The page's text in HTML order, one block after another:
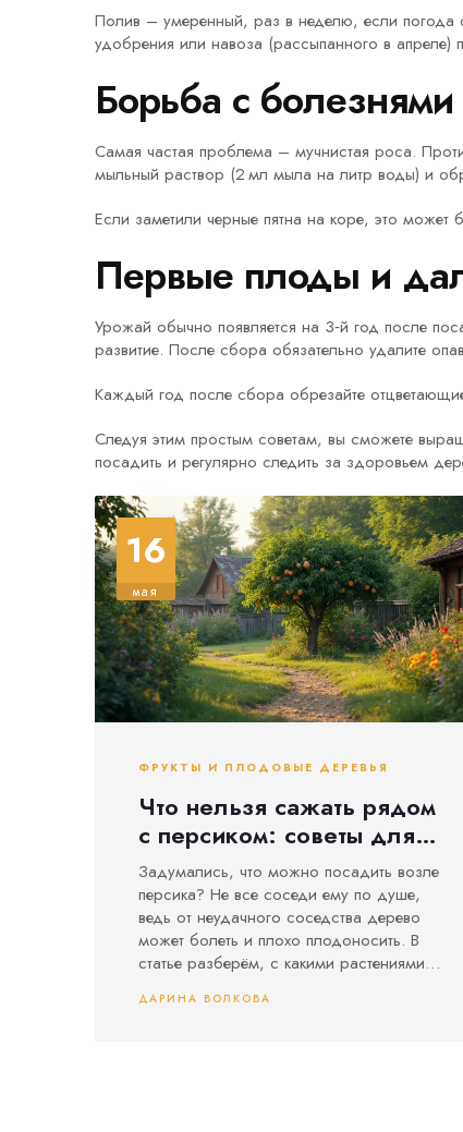
Полив – умеренный, раз в неделю, если погода
удобрения или навоза (рассыпанного в апреле)
Борьба с
Самая частая проблема – мучнистая роса.
мыльный раствор (2 мл мыла на литр воды) и
Если заметили черные пятна на коре, это может
Первые плоды и
Урожай обычно появляется на 3‑й год после
развитие. После сбора обязательно удалите
Каждый год после сбора обрезайте
Следуя этим простым советам, вы сможете
посадить и регулярно следить за здоровьем
16
мая
ФРУКТЫ И ПЛОДОВЫЕ ДЕРЕВЬЯ
Что нельзя сажать рядом
с персиком: советы для
сада без ошибок
Задумались, что можно посадить возле
персика? Не все соседи ему по душе,
ведь от неудачного соседства дерево
может болеть и плохо плодоносить. В
статье разберём, с какими растениями
происходит, и какие бывают реальные
ДАРИНА ВОЛКОВА